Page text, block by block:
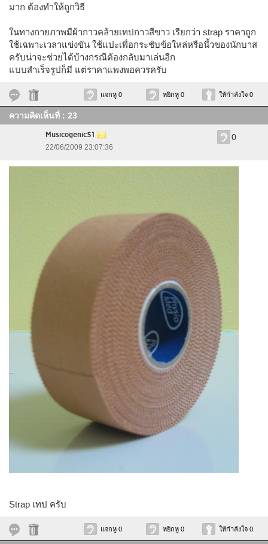
มาก ต้องทำให้ถูกวิธี
ในทางกายภาพมีผ้ากาวคล้ายเทปกาวสีขาว เรียกว่า strap ราคาถูก
ใช้เฉพาะเวลาแข่งขัน ใช้แปะเพื่อกระชับข้อใหล่หรือนี้วของนักบาส
ครับน่าจะช่วยได้บ้างกรณีต้องกลับมาเล่นอีก
แบบสำเร็จรูปก็มี แต่ราคาแพงพอควรครับ
แจกหู 0 หยิกหู 0 ให้กำลังใจ 0
ความคิดเห็นที่ : 23
Musicogenic51
22/06/2009 23:07:36
0
Strap เทป ครับ
แจกหู 0 หยิกหู 0 ให้กำลังใจ 0